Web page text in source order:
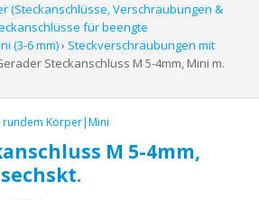
(Steckanschlüsse, Verschraubungen &
für beengte
(3-6 mm)› Steckverschraubungen mit
Steckanschluss M 5-4mm, Mini m.
rundem Körper|Mini
M 5-4mm,